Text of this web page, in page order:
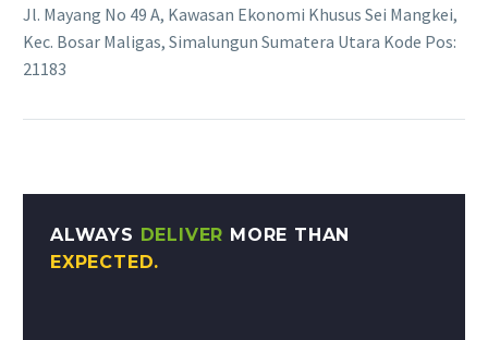
Jl. Mayang No 49 A, Kawasan Ekonomi Khusus Sei Mangkei,
Kec. Bosar Maligas, Simalungun Sumatera Utara Kode Pos:
21183
ALWAYS DELIVER MORE THAN
EXPECTED.